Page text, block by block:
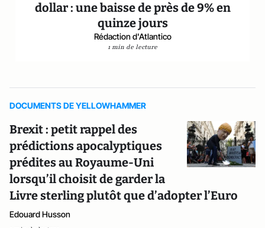
dollar : une baisse de près de 9% en
quinze jours
Rédaction d'Atlantico
1 min de lecture
DOCUMENTS DE YELLOWHAMMER
Brexit : petit rappel des
prédictions apocalyptiques
prédites au Royaume-Uni
lorsqu’il choisit de garder la
Livre sterling plutôt que d’adopter l’Euro
Edouard Husson